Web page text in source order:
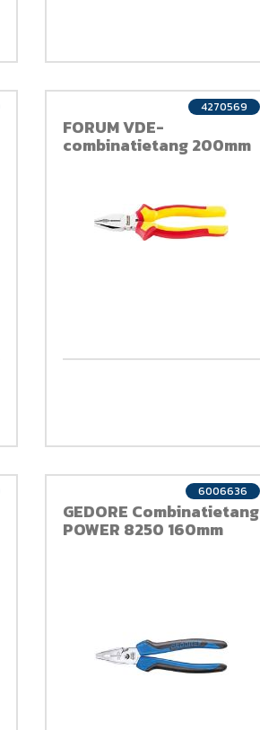
FORUM VDE-
combinatietang 200mm
4270569
GEDORE Combinatietang
POWER 8250 160mm
6006636